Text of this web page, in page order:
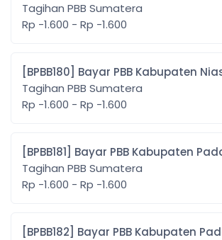
Tagihan PBB Sumatera
Rp -1.600 - Rp -1.600
[BPBB180] Bayar PBB Kabupaten
Tagihan PBB Sumatera
Rp -1.600 - Rp -1.600
[BPBB181] Bayar PBB Kabupaten
Tagihan PBB Sumatera
Rp -1.600 - Rp -1.600
[BPBB182] Bayar PBB Kabupaten Padang Lawas